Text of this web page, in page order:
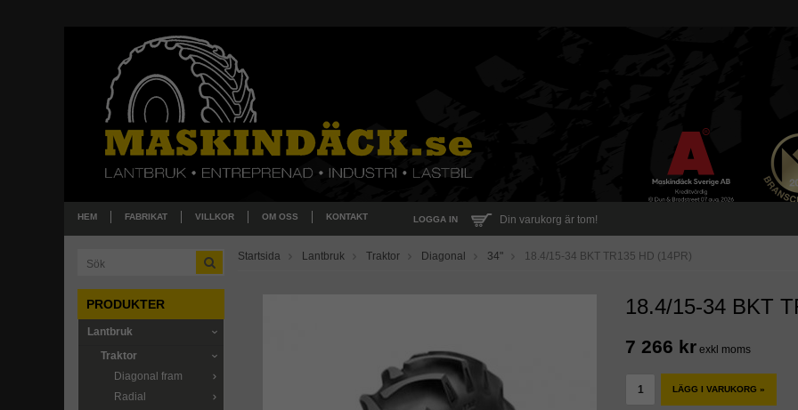
HEM FABRIKAT VILLKOR OM OSS KONTAKT LOGGA IN Din varukorg är tom!
PRODUKTER
Lantbruk
Traktor
Diagonal fram
Radial
Startsida Lantbruk Traktor Diagonal 34" 18.4/15-34 BKT TR135 HD (14PR)
18.4/15-34 BKT
7 266 kr exkl moms
LÄGG I VARUKORG »